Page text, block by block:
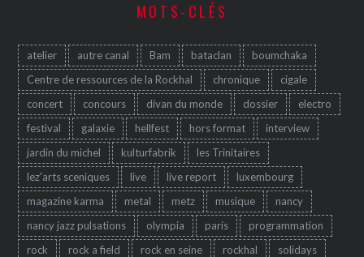
MOTS-CLÉS
atelier autre canal Bam bataclan
boumchaka
Centre de ressources de la Rockhal
chronique
cigale
concert
concours divan du monde dossier
electro
festival
galaxie hellfest hors format
interview
jardin du michel
kulturfabrik
les Trinitaires
lez'arts sceniques
live live report
luxembourg
magazine karma
metal metz musique
nancy
nancy jazz pulsations
olympia paris
programmation
rock
rock a field rock en seine rockhal
solidays